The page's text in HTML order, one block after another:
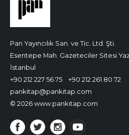
Pan Yayıncılık San. ve Tic. Ltd. Şti.
Esentepe Mah. Gazeteciler Sitesi
İstanbul
+90 212 227 56 75
+90 212 261 80 72
pankitap@pankitap.com
© 2026 www.pankitap.com